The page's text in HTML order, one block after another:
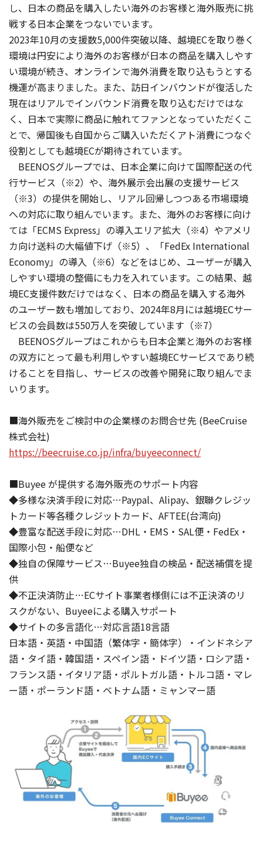
し、日本の商品を購入したい海外のお客様と海外販売に挑
戦する日本企業をつないでいます。
2023年10月の支援数5,000件突破以降、越境ECを取り巻く
環境は円安により海外のお客様が日本の商品を購入しやす
い環境が続き、オンラインで海外消費を取り込もうとする
機運が高まりました。また、訪日インバウンドが復活した
現在はリアルでインバウンド消費を取り込むだけではな
く、日本で実際に商品に触れてファンとなっていただくこ
とで、帰国後も自国からご購入いただくアト消費につなぐ
役割としても越境ECが期待されています。
BEENOSグループでは、日本企業に向けて国際配送の代
行サービス（※2）や、海外展示会出展の支援サービス
（※3）の提供を開始し、リアル回帰しつつある市場環境
への対応に取り組んでいます。また、海外のお客様に向け
ては「ECMS Express」の導入エリア拡大（※4）やアメリ
カ向け送料の大幅値下げ（※5）、「FedEx International
Economy」の導入（※6）などをはじめ、ユーザーが購入
しやすい環境の整備にも力を入れています。この結果、越
境EC支援件数だけではなく、日本の商品を購入する海外
のユーザー数も増加しており、2024年8月には越境ECサー
ビスの会員数は550万人を突破しています（※7）
BEENOSグループはこれからも日本企業と海外のお客様
の双方にとって最も利用しやすい越境ECサービスであり続
けることを目指し、サービスの改善や開発に取り組んでま
いります。
■海外販売をご検討中の企業様のお問合せ先 (BeeCruise
株式会社)
https://beecruise.co.jp/infra/buyeeconnect/
■Buyee が提供する海外販売のサポート内容
◆多様な決済手段に対応…Paypal、Alipay、銀聯クレジッ
トカード等各種クレジットカード、AFTEE(台湾向)
◆豊富な配送手段に対応…DHL・EMS・SAL便・FedEx・
国際小包・船便など
◆独自の保障サービス…Buyee独自の検品・配送補償を提
供
◆不正決済防止…ECサイト事業者様側には不正決済のリ
スクがない、Buyeeによる購入サポート
◆サイトの多言語化…対応言語18言語
日本語・英語・中国語（繁体字・簡体字）・インドネシア
語・タイ語・韓国語・スペイン語・ドイツ語・ロシア語・
フランス語・イタリア語・ポルトガル語・トルコ語・マレ
ー語・ポーランド語・ベトナム語・ミャンマー語